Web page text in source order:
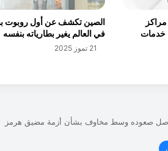
o
o
g
ا
خ
خدمات
الصين تكشف عن أول روبوت
في العالم يغير بطارياته بنفسه
21 تموز 2025